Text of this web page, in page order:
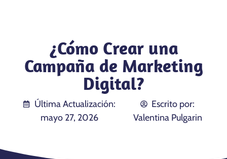
¿Cómo Crear una
Campaña de Marketing
Digital?
Última Actualización:
mayo 27, 2026
Escrito por:
Valentina Pulgarin